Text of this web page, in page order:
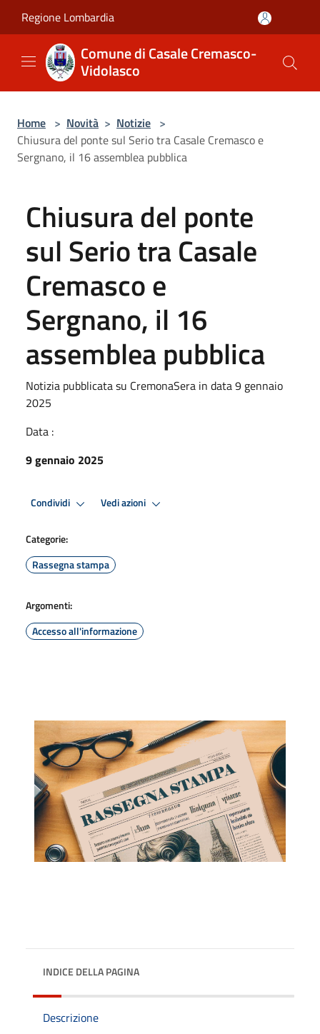
Regione Lombardia
Comune di Casale Cremasco-
Vidolasco
Home > Novità > Notizie >
Chiusura del ponte sul Serio tra Casale Cremasco e
Sergnano, il 16 assemblea pubblica
Chiusura del ponte
sul Serio tra Casale
Cremasco e
Sergnano, il 16
assemblea pubblica
Notizia pubblicata su CremonaSera in data 9 gennaio
2025
Data :
9 gennaio 2025
Condividi Vedi azioni
Categorie:
Rassegna stampa
Argomenti:
Accesso all'informazione
INDICE DELLA PAGINA
Descrizione